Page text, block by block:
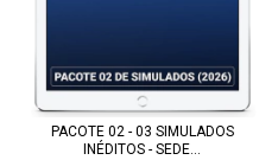
PACOTE 02 - 03 SIMULADOS
INÉDITOS - SEDE...